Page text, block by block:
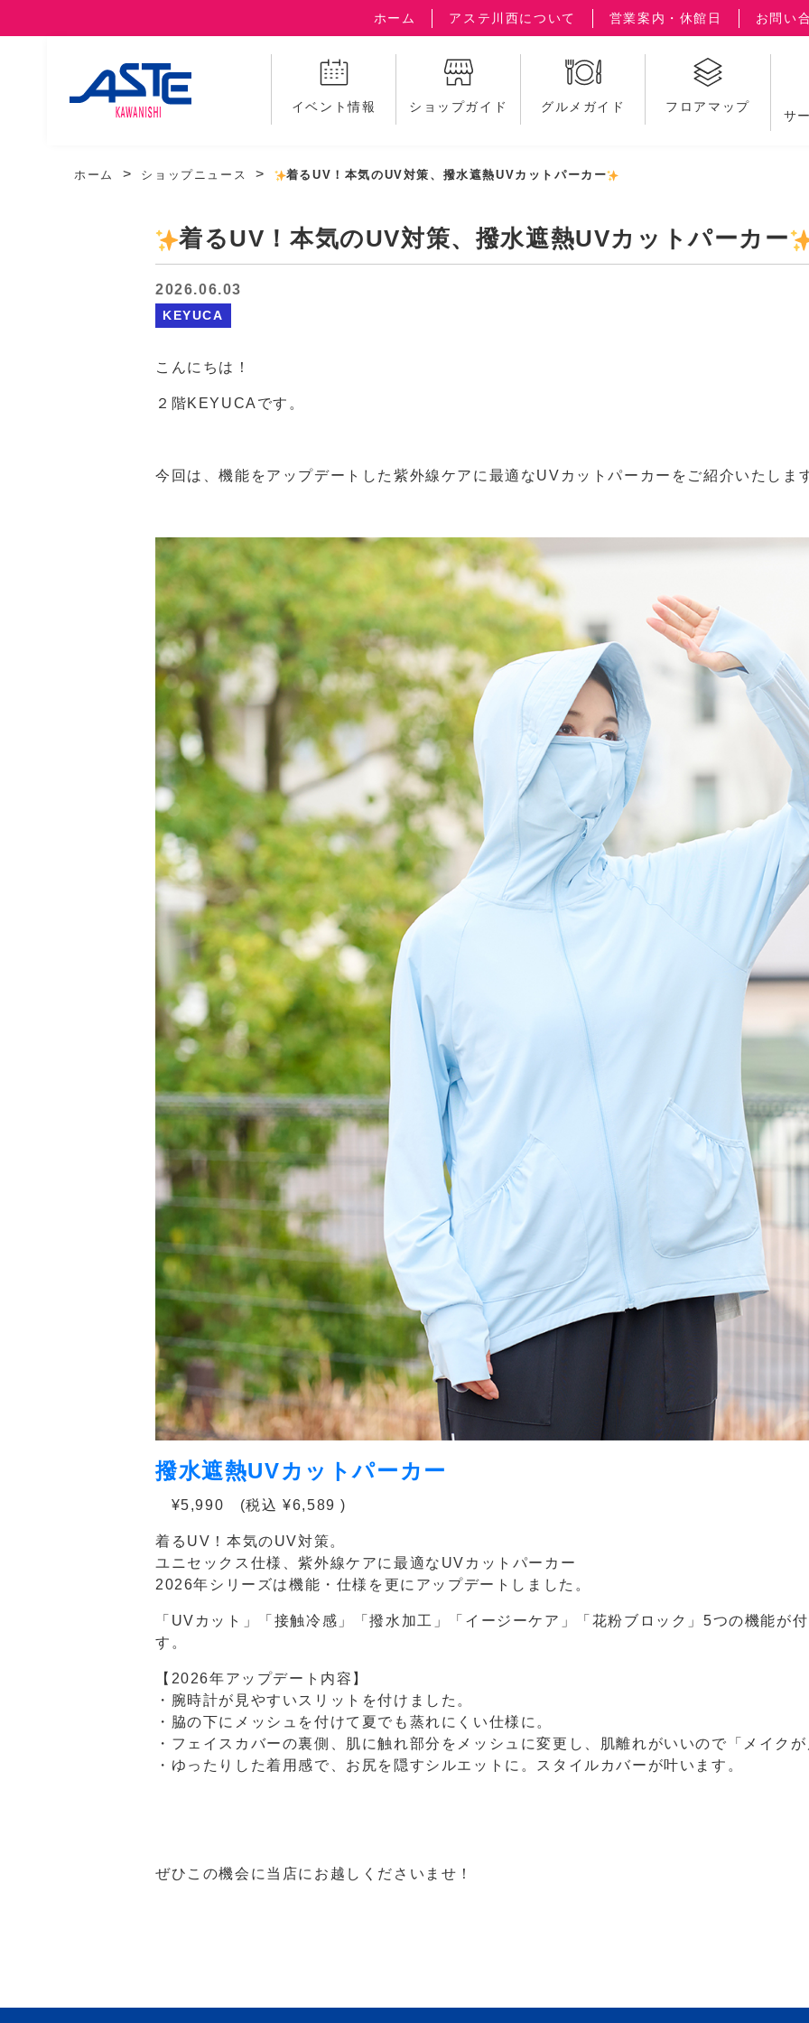
ホーム アステ川西について 営業案内・休館日 お問い
イベント情報 ショップガイド グルメガイド フロアマップ
サ
ホーム ショップニュース 着るUV！本気のUV対策、撥水遮熱UVカットパーカー
着るUV！本気のUV対策、撥水遮熱UVカットパーカー
2026.06.03
KEYUCA
こんにちは！
２階KEYUCAです。
今回は、機能をアップデートした紫外線ケアに最適なUVカットパーカーをご紹介いたしま
撥水遮熱UVカットパーカー
¥5,990 (税込 ¥6,589 )
着るUV！本気のUV対策。
ユニセックス仕様、紫外線ケアに最適なUVカットパーカー
2026年シリーズは機能・仕様を更にアップデートしました。
「UVカット」「接触冷感」「撥水加工」「イージーケア」「花粉ブロック」5つの機能が
す。
【2026年アップデート内容】
・腕時計が見やすいスリットを付けました。
・脇の下にメッシュを付けて夏でも蒸れにくい仕様に。
・フェイスカバーの裏側、肌に触れ部分をメッシュに変更し、肌離れがいいので「メイク
・ゆったりした着用感で、お尻を隠すシルエットに。スタイルカバーが叶います。
ぜひこの機会に当店にお越しくださいませ！